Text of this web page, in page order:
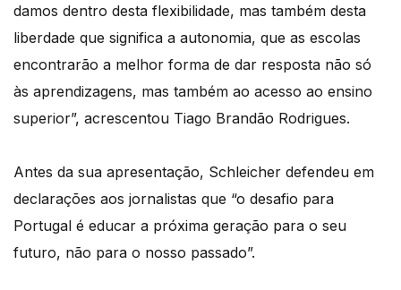
damos dentro desta flexibilidade, mas também desta
liberdade que significa a autonomia, que as escolas
encontrarão a melhor forma de dar resposta não só
às aprendizagens, mas também ao acesso ao ensino
superior”, acrescentou Tiago Brandão Rodrigues.
Antes da sua apresentação, Schleicher defendeu em
declarações aos jornalistas que “o desafio para
Portugal é educar a próxima geração para o seu
futuro, não para o nosso passado”.